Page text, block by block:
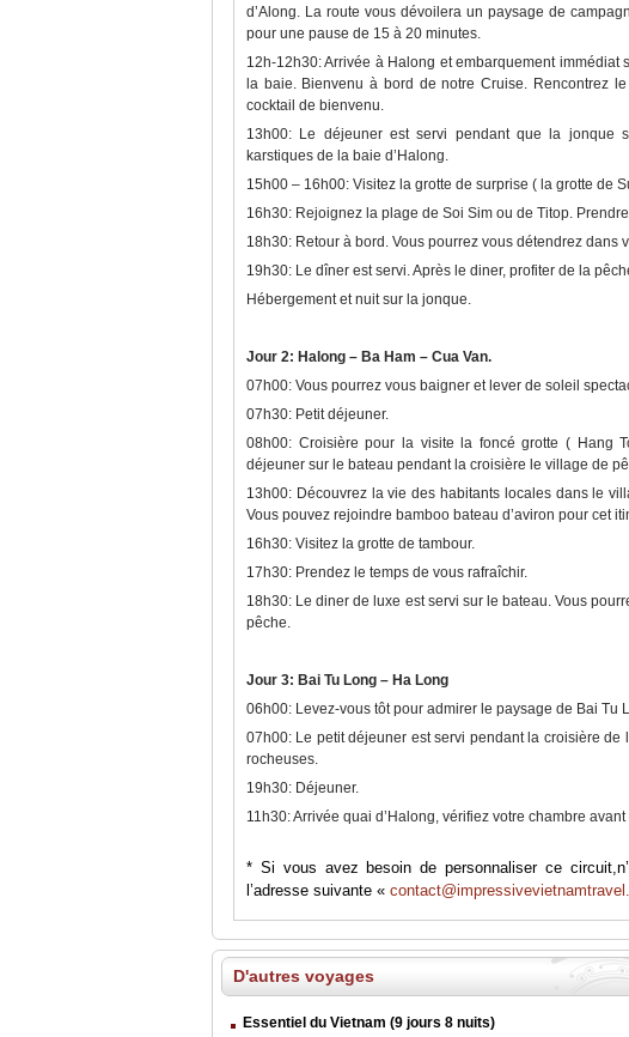
d’Along. La route vous dévoilera un paysage de
pour une pause de 15 à 20 minutes.
12h-12h30: Arrivée à Halong et embarquement
la baie. Bienvenu à bord de notre Cruise. Rencontrez
cocktail de bienvenu.
13h00: Le déjeuner est servi pendant que la jonque
karstiques de la baie d’Halong.
15h00 – 16h00: Visitez la grotte de surprise ( la grotte de
16h30: Rejoignez la plage de Soi Sim ou de Titop.
18h30: Retour à bord. Vous pourrez vous détendrez dans
19h30: Le dîner est servi. Après le diner, profiter de la
Hébergement et nuit sur la jonque.
Jour 2: Halong – Ba Ham – Cua Van.
07h00: Vous pourrez vous baigner et lever de soleil
07h30: Petit déjeuner.
08h00: Croisière pour la visite la foncé grotte ( Hang
déjeuner sur le bateau pendant la croisière le village de
13h00: Découvrez la vie des habitants locales dans le
Vous pouvez rejoindre bamboo bateau d’aviron pour cet
16h30: Visitez la grotte de tambour.
17h30: Prendez le temps de vous rafraîchir.
18h30: Le diner de luxe est servi sur le bateau. Vous
pêche.
Jour 3: Bai Tu Long – Ha Long
06h00: Levez-vous tôt pour admirer le paysage de Bai Tu
07h00: Le petit déjeuner est servi pendant la croisière
rocheuses.
19h30: Déjeuner.
11h30: Arrivée quai d’Halong, vérifiez votre chambre avant
* Si vous avez besoin de personnaliser ce
l’adresse suivante «
D'autres voyages
Essentiel du Vietnam (9 jours 8 nuits)